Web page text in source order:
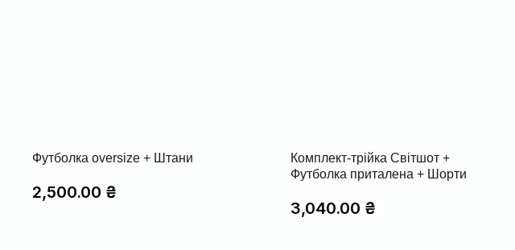
Футболка oversize + Штани
2,500.00 ₴
Комплект-трійка Світшот +
Футболка приталена + Шорти
3,040.00 ₴